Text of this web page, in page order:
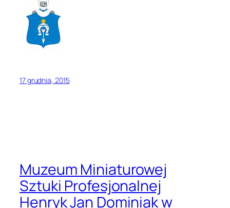
17 grudnia, 2015
Muzeum Miniaturowej
Sztuki Profesjonalnej
Henryk Jan Dominiak w